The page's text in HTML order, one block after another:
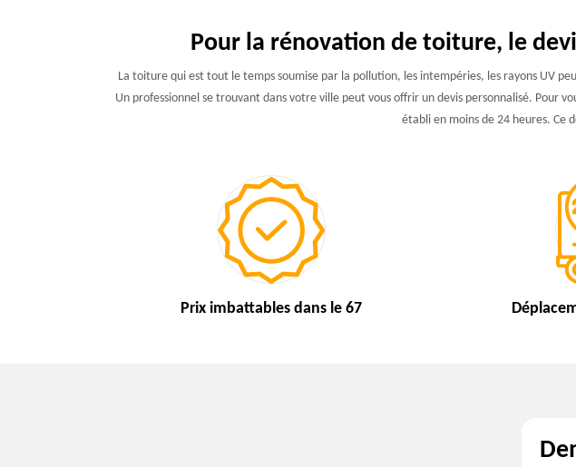
Pour la rénovation de toiture, le
La toiture qui est tout le temps soumise par la pollution, les intempéries, les rayons UV
Un professionnel se trouvant dans votre ville peut vous offrir un devis personnalisé. Pour
établi en moins de 24 heures.
Prix imbattables dans le 67